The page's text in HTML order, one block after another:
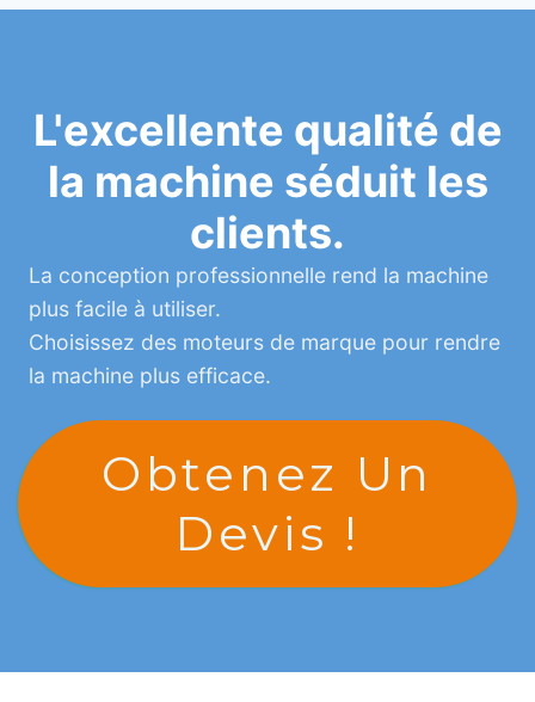
L'excellente qualité de
la machine séduit les
clients.
La conception professionnelle rend la machine
plus facile à utiliser.
Choisissez des moteurs de marque pour rendre
la machine plus efficace.
Obtenez Un
Devis !